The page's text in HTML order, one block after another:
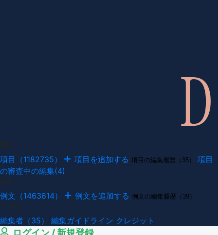
項目（1182735） 項目を追加する 項目の編集履歴（35）
項目
の審査中の編集(4)
例文（1463614） 例文を追加する 例文の編集履歴（39）
編集者（35） 編集ガイドライン クレジット
ログイン / 新規登録